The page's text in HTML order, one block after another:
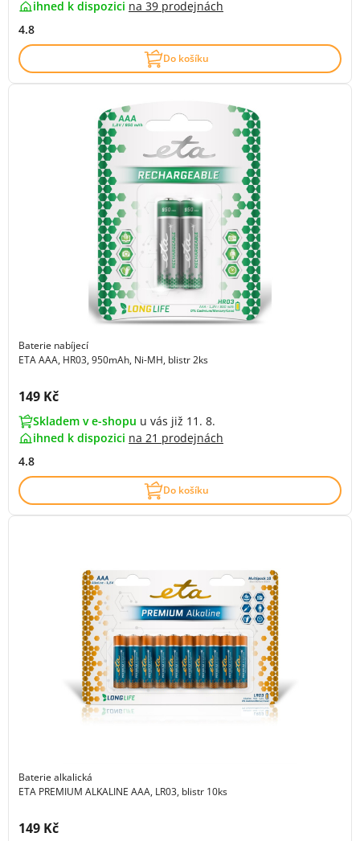
ihned k dispozici na 39 prodejnách
4.8
Do košíku
Baterie nabíjecí
ETA AAA, HR03, 950mAh, Ni-MH, blistr 2ks
Cena s DPH:
149 Kč
Skladem v e-shopu u vás již 11. 8.
ihned k dispozici na 21 prodejnách
4.8
Do košíku
Baterie alkalická
ETA PREMIUM ALKALINE AAA, LR03, blistr 10ks
Cena s DPH:
149 Kč